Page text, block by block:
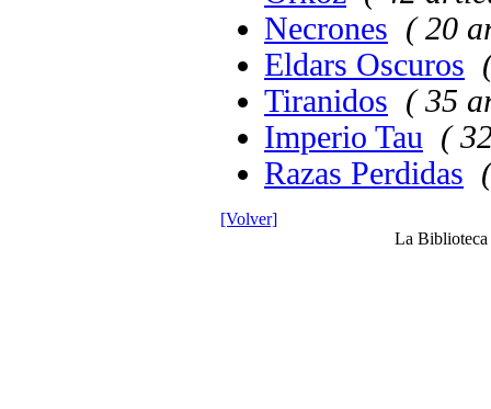
Necrones ( 20
Eldars Oscuros
Tiranidos ( 35
Imperio Tau (
Razas Perdidas
[Volver]
La